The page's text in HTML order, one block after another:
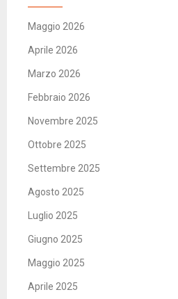
Maggio 2026
Aprile 2026
Marzo 2026
Febbraio 2026
Novembre 2025
Ottobre 2025
Settembre 2025
Agosto 2025
Luglio 2025
Giugno 2025
Maggio 2025
Aprile 2025